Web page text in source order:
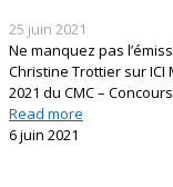
25 juin 2021
Ne manquez pas
Christine Trottier sur ICI
2021 du CMC –
Read more
6 juin 2021